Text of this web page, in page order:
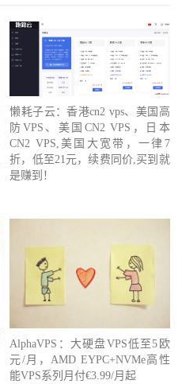
懒耗子云：香港cn2 vps、美国高
防VPS、美国CN2 VPS，日本
CN2 VPS,美国大宽带，一律7
折，低至21元，续费同价,买到就
是赚到！
AlphaVPS：大硬盘VPS低至5欧
元/月，AMD EYPC+NVMe高性
能VPS系列月付€3.99/月起